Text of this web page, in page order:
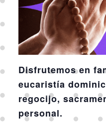
Disfrutemos en
eucaristía
regocijo,
personal.